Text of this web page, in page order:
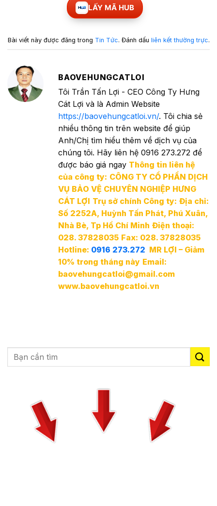
LẤY MÃ HUB
Bài viết này được đăng trong Tin Tức. Đánh dấu liên kết thường trực.
BAOVEHUNGCATLOI
Tôi Trần Tấn Lợi - CEO Công Ty Hưng
Cát Lợi và là Admin Website
https://baovehungcatloi.vn/. Tôi chia sẻ
nhiều thông tin trên website để giúp
Anh/Chị tìm hiểu thêm về dịch vụ của
chúng tôi. Hãy liên hệ 0916 273.272 để
được báo giá ngay Thông tin liên hệ
của công ty: CÔNG TY CỔ PHẦN DỊCH
VỤ BẢO VỆ CHUYÊN NGHIỆP HƯNG
CÁT LỢI Trụ sở chính Công ty: Địa chỉ:
Số 2252A, Huỳnh Tấn Phát, Phú Xuân,
Nhà Bè, Tp Hồ Chí Minh Điện thoại:
028. 37828035 Fax: 028. 37828035
Hotline: 0916 273.272 MR LỢI – Giảm
10% trong tháng này Email:
baovehungcatloi@gmail.com
www.baovehungcatloi.vn